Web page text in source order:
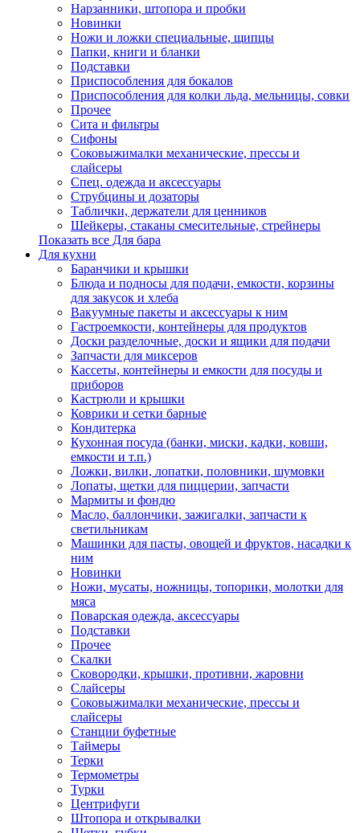
Нарзанники, штопора и пробки
Новинки
Ножи и ложки специальные, щипцы
Папки, книги и бланки
Подставки
Приспособления для бокалов
Приспособления для колки льда, мельницы, совки
Прочее
Сита и фильтры
Сифоны
Соковыжималки механические, прессы и
слайсеры
Спец. одежда и аксессуары
Струбцины и дозаторы
Таблички, держатели для ценников
Шейкеры, стаканы смесительные, стрейнеры
Показать все Для бара
Для кухни
Баранчики и крышки
Блюда и подносы для подачи, емкости, корзины
для закусок и хлеба
Вакуумные пакеты и аксессуары к ним
Гастроемкости, контейнеры для продуктов
Доски разделочные, доски и ящики для подачи
Запчасти для миксеров
Кассеты, контейнеры и емкости для посуды и
приборов
Кастрюли и крышки
Коврики и сетки барные
Кондитерка
Кухонная посуда (банки, миски, кадки, ковши,
емкости и т.п.)
Ложки, вилки, лопатки, половники, шумовки
Лопаты, щетки для пиццерии, запчасти
Мармиты и фондю
Масло, баллончики, зажигалки, запчасти к
светильникам
Машинки для пасты, овощей и фруктов, насадки к
ним
Новинки
Ножи, мусаты, ножницы, топорики, молотки для
мяса
Поварская одежда, аксессуары
Подставки
Прочее
Скалки
Сковородки, крышки, противни, жаровни
Слайсеры
Соковыжималки механические, прессы и
слайсеры
Станции буфетные
Таймеры
Терки
Термометры
Турки
Центрифуги
Штопора и открывалки